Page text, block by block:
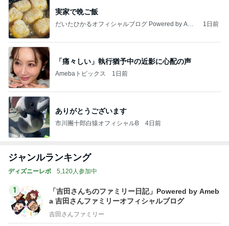
実家で晩ご飯
だいたひかるオフィシャルブログ Powered by Ame
1日前
「痛々しい」執行猶予中の近影に心配の声
Amebaトピックス 1日前
ありがとうございます
市川團十郎白猿オフィシャルB 4日前
ジャンルランキング
ディズニーレポ 5,120人参加中
1
「吉田さんちのファミリー日記」Powered by Ameb
a 吉田さんファミリーオフィシャルブログ
吉田さんファミリー